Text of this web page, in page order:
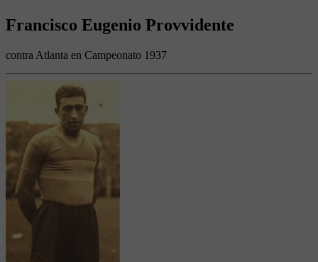
Francisco Eugenio Provvidente
contra Atlanta en Campeonato 1937